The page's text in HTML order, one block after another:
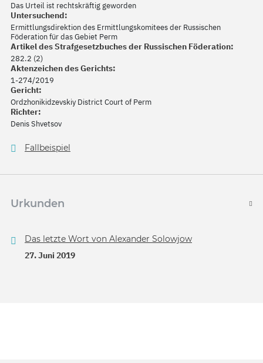
Das Urteil ist rechtskräftig geworden
Untersuchend:
Ermittlungsdirektion des Ermittlungskomitees der Russischen
Föderation für das Gebiet Perm
Artikel des Strafgesetzbuches der Russischen Föderation:
282.2 (2)
Aktenzeichen des Gerichts:
1-274/2019
Gericht:
Ordzhonikidzevskiy District Court of Perm
Richter:
Denis Shvetsov
Fallbeispiel
Urkunden
Das letzte Wort von Alexander Solowjow
27. Juni 2019